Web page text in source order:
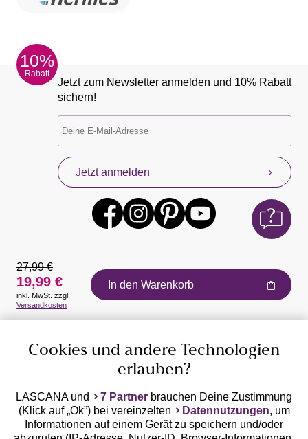
10%
Rabatt
Jetzt zum Newsletter anmelden und 10% Rabatt
sichern!
Jetzt anmelden
Auszeichnungen
Geprüfte Sicherheit
27,99 €
19,99 €
inkl. MwSt. zzgl.
Versandkosten
In den Warenkorb
Cookies und andere Technologien
erlauben?
LASCANA und 7 Partner brauchen Deine Zustimmung
(Klick auf „Ok”) bei vereinzelten
Datennutzungen, um
Informationen auf einem Gerät zu speichern und/oder